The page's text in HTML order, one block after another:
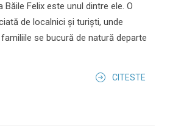
Băile Felix este unul dintre ele. O
de localnici și turiști, unde
se bucură de natură departe
CITESTE